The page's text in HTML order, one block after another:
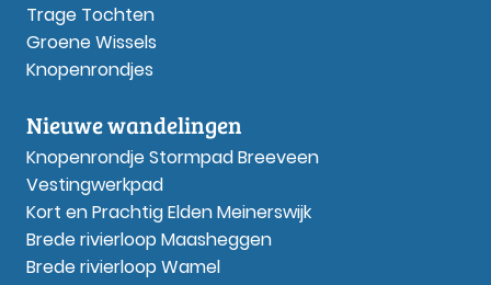
Trage Tochten
Groene Wissels
Knopenrondjes
Nieuwe wandelingen
Knopenrondje Stormpad Breeveen
Vestingwerkpad
Kort en Prachtig Elden Meinerswijk
Brede rivierloop Maasheggen
Brede rivierloop Wamel